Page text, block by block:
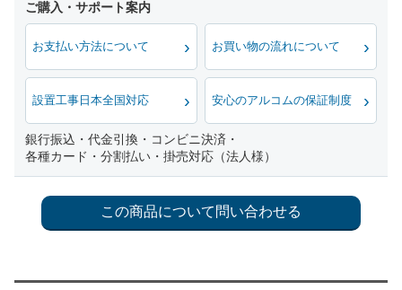
お支払い方法について お買い物の流れについて
設置工事日本全国対応 安心のアルコムの保証制度
銀行振込・代金引換・コンビニ決済・
各種カード・分割払い・掛売対応（法人様）